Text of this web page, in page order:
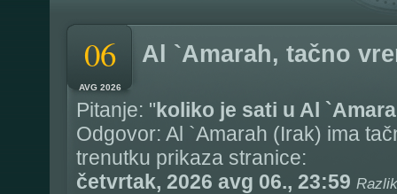
06
AVG 2026
Al `Amarah, tačno
Pitanje: "koliko je sati u Al
Odgovor: Al `Amarah (Irak) ima
trenutku prikaza stranice:
četvrtak, 2026 avg 06., 23:59